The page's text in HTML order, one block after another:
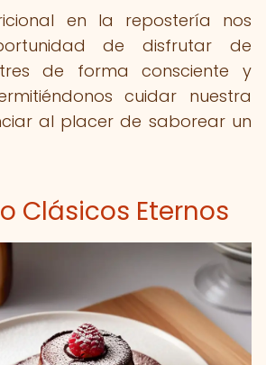
en la repostería nos
de disfrutar de
de forma consciente y
cuidar nuestra
al placer de saborear un
Clásicos Eternos